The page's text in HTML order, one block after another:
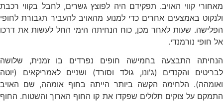
מאחורי קווי האויב. תפקידם היה לפוצץ גשרים, לחבל בקווי רכבת
ולנקוט באמצעים אחרים כדי למנוע מהאויב להעביר תגבורת לחופי
הפלישה. שעות לאחר מכן, כוח הנחיתה הימי החל לעשות את דרכו
אל חופי נורמנדי.
הנחיתה התבצעה בחמישה חופים נפרדים בו זמנית, שלושה
לבריטים והקנדים (ג'ונו, גולד וסורד) ושניים לאמריקאים (יוטה
ואומהה). הלחימה הקשה ביותר הייתה בחוף אומהה, שם האויב
התמקם על צוקים תלולים שפקדו את קו החוף הארוך והשטוח. החוף